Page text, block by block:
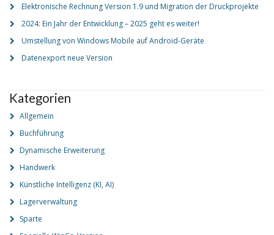
Elektronische Rechnung Version 1.9 und Migration der Druckprojekte
2024: Ein Jahr der Entwicklung – 2025 geht es weiter!
Umstellung von Windows Mobile auf Android-Geräte
Datenexport neue Version
Kategorien
Allgemein
Buchführung
Dynamische Erweiterung
Handwerk
Künstliche Intelligenz (KI, AI)
Lagerverwaltung
Sparte